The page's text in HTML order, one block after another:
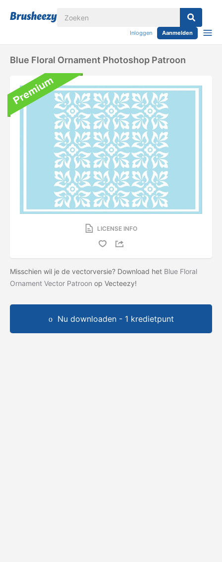
Inloggen Aanmelden
Blue Floral Ornament Photoshop Patroon
LICENSE INFO
Misschien wil je de vectorversie? Download het Blue Floral
Ornament Vector Patroon op Vecteezy!
Nu downloaden - 1 kredietpunt